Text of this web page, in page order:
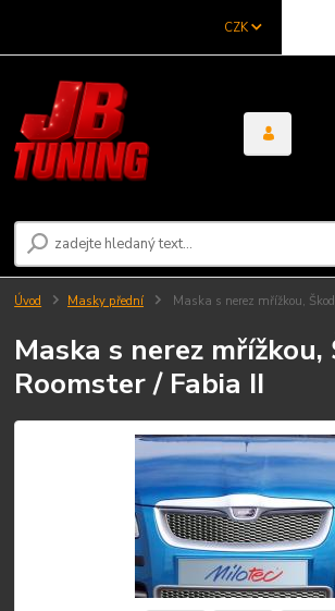
CZK
Úvod Masky přední Maska s nerez mřížkou,
Maska s nerez mřížkou,
Roomster / Fabia II